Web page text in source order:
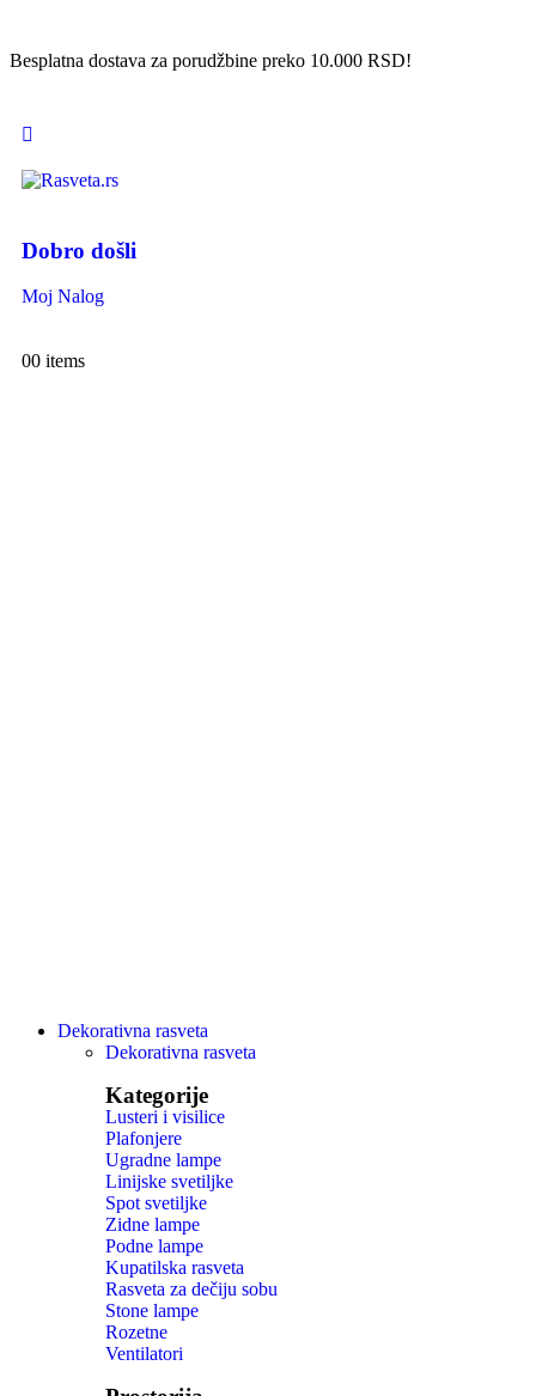
Besplatna dostava za porudžbine preko 10.000 RSD!
Dobro došli
Moj Nalog
00 items
Dekorativna rasveta
Dekorativna rasveta
Kategorije
Lusteri i visilice
Plafonjere
Ugradne lampe
Linijske svetiljke
Spot svetiljke
Zidne lampe
Podne lampe
Kupatilska rasveta
Rasveta za dečiju sobu
Stone lampe
Rozetne
Ventilatori